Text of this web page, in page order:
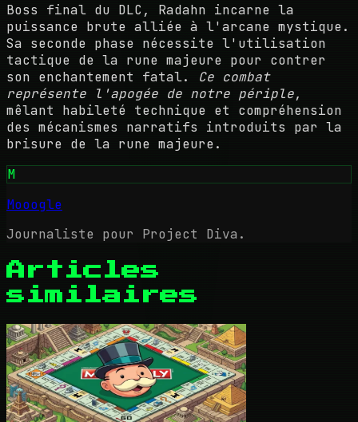
Boss final du DLC, Radahn incarne la
puissance brute alliée à l'arcane mystique.
Sa seconde phase nécessite l'utilisation
tactique de la rune majeure pour contrer
son enchantement fatal. Ce combat
représente l'apogée de notre périple,
mêlant habileté technique et compréhension
des mécanismes narratifs introduits par la
brisure de la rune majeure.
M
Mooogle
Journaliste pour Project Diva.
Articles
similaires